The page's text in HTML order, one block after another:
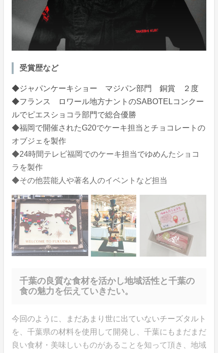
受賞歴など
◆ジャパンケーキショー マジパン部門 銅賞 ２度
◆フランス ロワール地方ナントのSABOTELコンクー
ルでピエスショコラ部門で総合優勝
◆福岡で開催されたG20でケーキ担当とチョコレートの
オブジェを製作
◆24時間テレビ福岡でのケーキ担当でゆめんたショコ
ラを製作
◆その他芸能人や著名人のイベントなど担当
千葉の良質な食材を活かし地域活性と千葉の
食の魅力を伝えていきたい。
今回のように、まだあまり世に出ていないチーズタルト
を、千葉県の材料を使用して開発し、千葉にもまだまだ
良い食材・美味しいものがあることを知って頂き、地域